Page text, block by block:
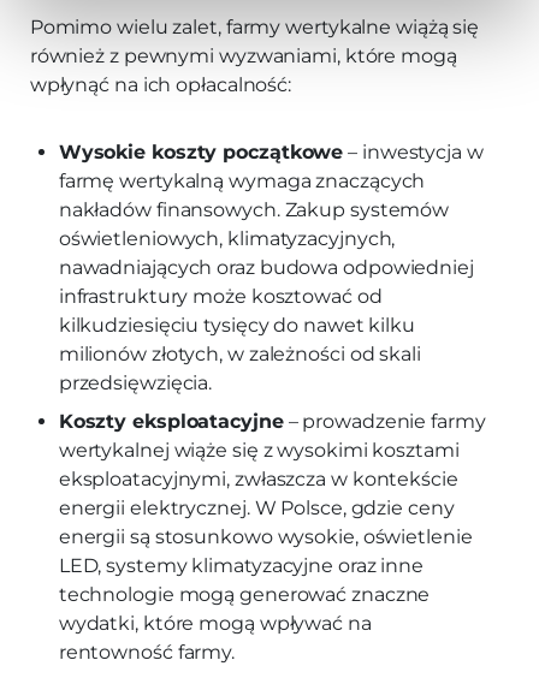
Pomimo wielu zalet, farmy wertykalne wiążą się
również z pewnymi wyzwaniami, które mogą
wpłynąć na ich opłacalność:
Wysokie koszty początkowe – inwestycja w
farmę wertykalną wymaga znaczących
nakładów finansowych. Zakup systemów
oświetleniowych, klimatyzacyjnych,
nawadniających oraz budowa odpowiedniej
infrastruktury może kosztować od
kilkudziesięciu tysięcy do nawet kilku
milionów złotych, w zależności od skali
przedsięwzięcia.
Koszty eksploatacyjne– prowadzenie farmy
wertykalnej wiąże się z wysokimi kosztami
eksploatacyjnymi, zwłaszcza w kontekście
energii elektrycznej. W Polsce, gdzie ceny
energii są stosunkowo wysokie, oświetlenie
LED, systemy klimatyzacyjne oraz inne
technologie mogą generować znaczne
wydatki, które mogą wpływać na
rentowność farmy.